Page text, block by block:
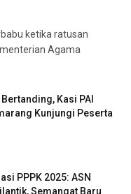
ketika ratusan
Agama
Kasi PAI
Kunjungi Peserta
PPPK 2025: ASN
Semangat Baru